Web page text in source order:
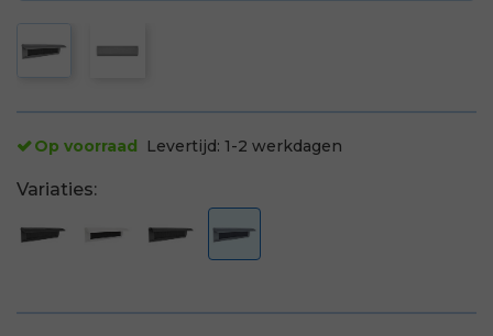
Op voorraad Levertijd: 1-2 werkdagen
Variaties: